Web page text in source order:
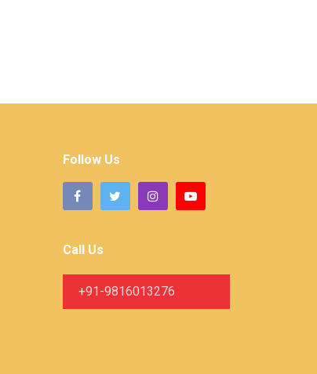
Follow Us
Call Us
+91-9816013276